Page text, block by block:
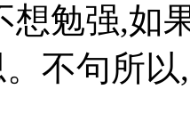
想勉强,如
不句所